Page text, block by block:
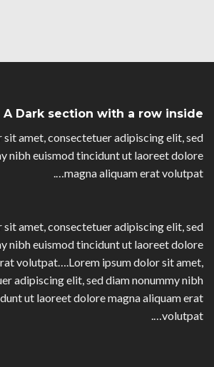
A Dark section with a row inside
sit amet, consectetuer adipiscing elit, sed
nibh euismod tincidunt ut laoreet dolore
magna aliquam erat volutpat….
sit amet, consectetuer adipiscing elit, sed
nibh euismod tincidunt ut laoreet dolore
volutpat….Lorem ipsum dolor sit amet,
adipiscing elit, sed diam nonummy nibh
ut laoreet dolore magna aliquam erat
volutpat….